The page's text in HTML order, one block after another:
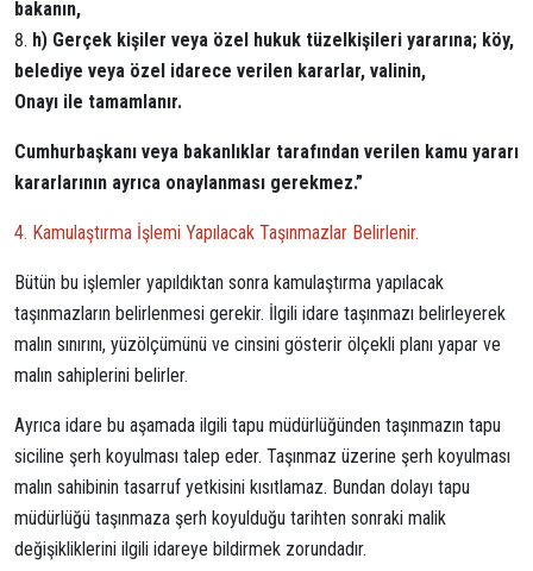
bakanın,
h) Gerçek kişiler veya özel hukuk tüzelkişileri yararına; köy,
belediye veya özel idarece verilen kararlar, valinin,
Onayı ile tamamlanır.
Cumhurbaşkanı veya bakanlıklar tarafından verilen kamu yararı
kararlarının ayrıca onaylanması gerekmez.”
4. Kamulaştırma İşlemi Yapılacak Taşınmazlar Belirlenir.
Bütün bu işlemler yapıldıktan sonra kamulaştırma yapılacak
taşınmazların belirlenmesi gerekir. İlgili idare taşınmazı belirleyerek
malın sınırını, yüzölçümünü ve cinsini gösterir ölçekli planı yapar ve
malın sahiplerini belirler.
Ayrıca idare bu aşamada ilgili tapu müdürlüğünden taşınmazın tapu
siciline şerh koyulması talep eder. Taşınmaz üzerine şerh koyulması
malın sahibinin tasarruf yetkisini kısıtlamaz. Bundan dolayı tapu
müdürlüğü taşınmaza şerh koyulduğu tarihten sonraki malik
değişikliklerini ilgili idareye bildirmek zorundadır.